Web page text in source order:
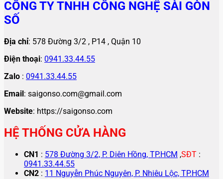
CÔNG TY TNHH CÔNG NGHỆ SÀI GÒN
SỐ
Địa chỉ: 578 Đường 3/2 , P14 , Quận 10
Điện thoại: 0941.33.44.55
Zalo : 0941.33.44.55
Email: saigonso.com@gmail.com
Website: https://saigonso.com
HỆ THỐNG CỬA HÀNG
CN1 : 578 Đường 3/2, P. Diên Hồng, TP.HCM ,SĐT :
0941.33.44.55
CN2 : 11 Nguyễn Phúc Nguyên, P. Nhiêu Lộc, TP.HCM